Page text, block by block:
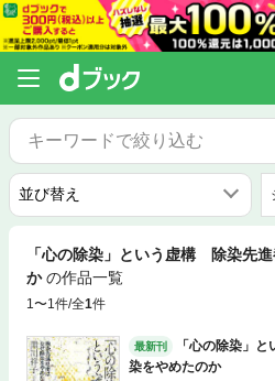
「心の除染」という虚構 除染先
か の作品一覧
1〜1件/全1件
最新刊
「心の除染」
染をやめたのか